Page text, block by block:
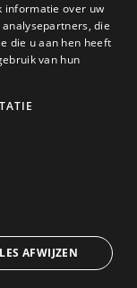
Single
WhatsApp
informatie over uw
die
die u aan hen heeft
van hun
AFWIJZEN